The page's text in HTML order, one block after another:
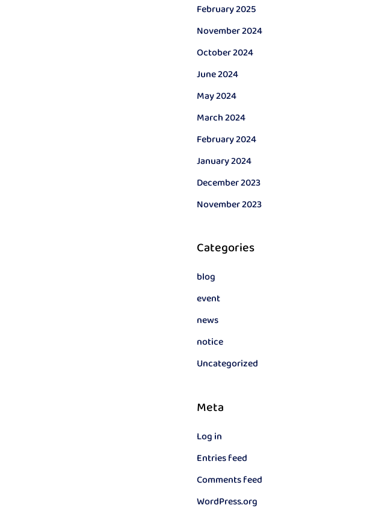
February 2025
November 2024
October 2024
June 2024
May 2024
March 2024
February 2024
January 2024
December 2023
November 2023
Categories
blog
event
news
notice
Uncategorized
Meta
Log in
Entries feed
Comments feed
WordPress.org